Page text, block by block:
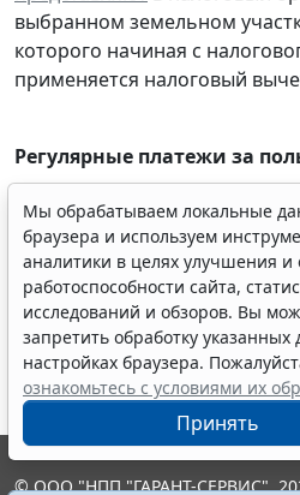
выбранном земельном
которого начиная с
применяется налоговый
Регулярные платежи за
- пользователи недр
представляютрасчеты за III
Мы обрабатываем локальные
браузера и используем
аналитики в целях улучшения и
работоспособности сайта,
исследований и обзоров. Вы
запретить обработку указанных
настройках браузера.
ознакомьтесь с условиями их
Принять
© ООО "НПП "ГАРАНТ-СЕРВИС",